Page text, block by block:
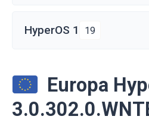
HyperOS 1 19
Europa